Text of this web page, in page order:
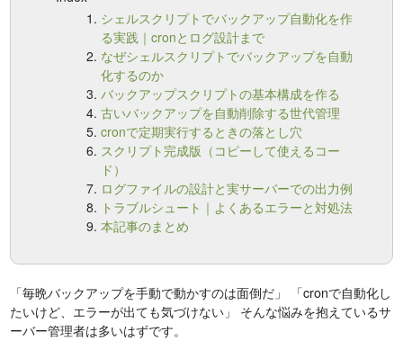
シェルスクリプトでバックアップ自動化を作
る実践｜cronとログ設計まで
なぜシェルスクリプトでバックアップを自動
化するのか
バックアップスクリプトの基本構成を作る
古いバックアップを自動削除する世代管理
cronで定期実行するときの落とし穴
スクリプト完成版（コピーして使えるコー
ド）
ログファイルの設計と実サーバーでの出力例
トラブルシュート｜よくあるエラーと対処法
本記事のまとめ
「毎晩バックアップを手動で動かすのは面倒だ」 「cronで自動化し
たいけど、エラーが出ても気づけない」 そんな悩みを抱えているサ
ーバー管理者は多いはずです。